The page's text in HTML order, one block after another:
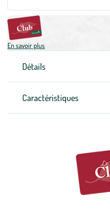
En savoir plus
Détails
Caractéristiques